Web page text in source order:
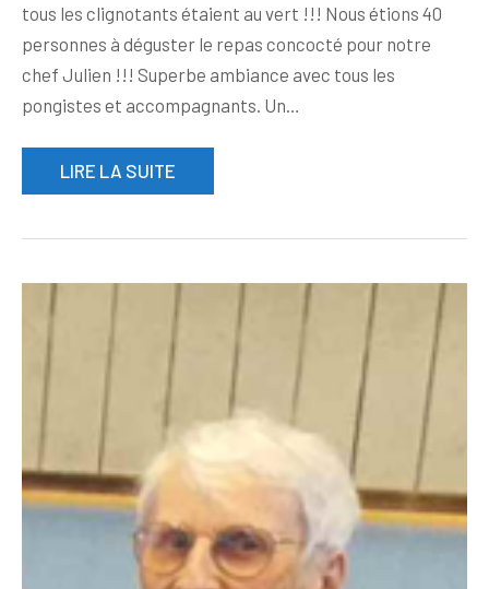
tous les clignotants étaient au vert !!! Nous étions 40
personnes à déguster le repas concocté pour notre
chef Julien !!! Superbe ambiance avec tous les
pongistes et accompagnants. Un…
LIRE LA SUITE